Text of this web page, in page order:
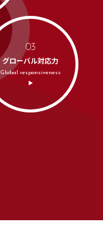
03
グローバル対応力
Global responsiveness